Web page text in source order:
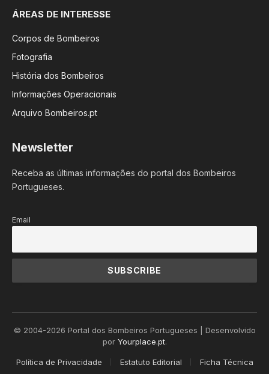
ÁREAS DE INTERESSE
Corpos de Bombeiros
Fotografia
História dos Bombeiros
Informações Operacionais
Arquivo Bombeiros.pt
Newsletter
Receba as últimas informações do portal dos Bombeiros
Portugueses.
Email
© 2004-2026 Portal dos Bombeiros Portugueses | Desenvolvido
por Yourplace.pt.
Política de Privacidade Estatuto Editorial Ficha Técnica